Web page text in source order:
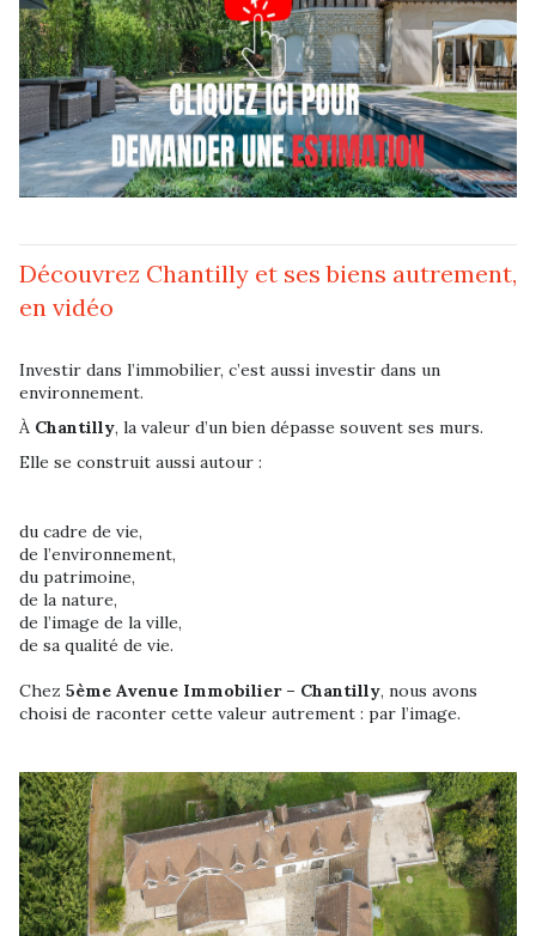
Découvrez Chantilly et ses biens autrement,
en vidéo
Investir dans l’immobilier, c’est aussi investir dans un
environnement.
À Chantilly, la valeur d’un bien dépasse souvent ses murs.
Elle se construit aussi autour :
du cadre de vie,
de l’environnement,
du patrimoine,
de la nature,
de l’image de la ville,
de sa qualité de vie.
Chez 5ème Avenue Immobilier – Chantilly, nous avons
choisi de raconter cette valeur autrement : par l’image.